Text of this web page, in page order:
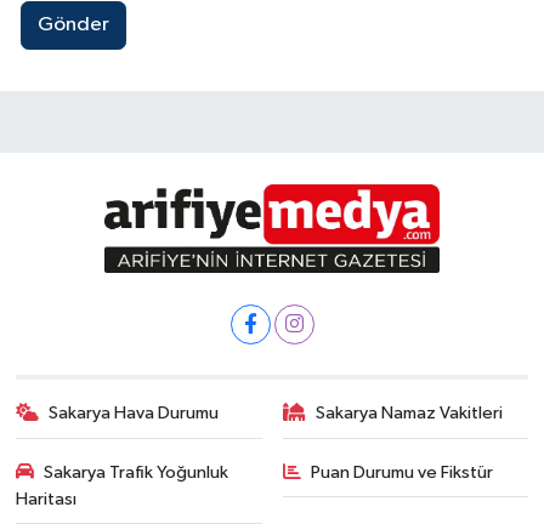
Gönder
Sakarya Hava Durumu Sakarya Namaz Vakitleri
Sakarya Trafik Yoğunluk
Haritası
Puan Durumu ve Fikstür